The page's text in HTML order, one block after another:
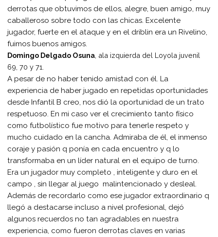
derrotas que obtuvimos de ellos, alegre, buen amigo, muy
caballeroso sobre todo con las chicas. Excelente
jugador, fuerte en el ataque y en el driblin era un Rivelino,
fuimos buenos amigos.
Domingo Delgado Osuna , ala izquierda del Loyola juvenil
69, 70 y 71.
A pesar de no haber tenido amistad con él. La
experiencia de haber jugado en repetidas oportunidades
desde Infantil B creo, nos dió la oportunidad de un trato
respetuoso. En mi caso ver el crecimiento tanto físico
como futbolístico fue motivo para tenerle respeto y
mucho cuidado en la cancha. Admiraba de él, el inmenso
coraje y pasión q ponía en cada encuentro y q lo
transformaba en un líder natural en el equipo de turno.
Era un jugador muy completo , inteligente y duro en el
campo , sin llegar al juego malintencionado y desleal.
Además de recordarlo como ese jugador extraordinario q
llegó a destacarse incluso a nivel profesional, dejó
algunos recuerdos no tan agradables en nuestra
experiencia, como fueron derrotas claves en varias